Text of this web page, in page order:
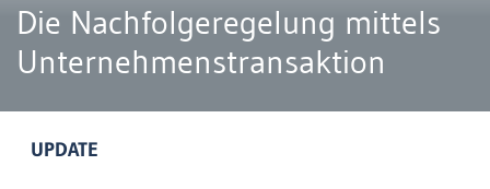
Die Nachfolgeregelung mittels
Unternehmenstransaktion
UPDATE